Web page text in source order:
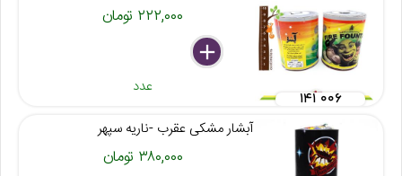
۲۲۲,۰۰۰ تومان
delete
remove
add
عدد
۱۴۱ ۰۰۶
آبشار مشکی عقرب -ناریه سپهر
۳۸۰,۰۰۰ تومان